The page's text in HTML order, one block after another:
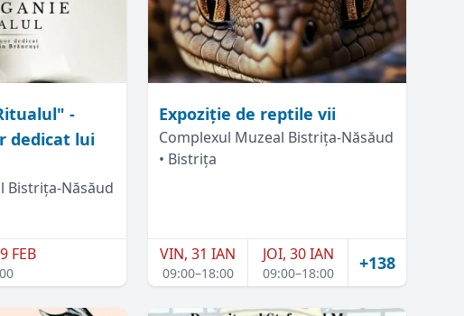
-
dedicat lui
Bistrița-Năsăud
FEB
Expoziție de reptile vii
Complexul Muzeal Bistrița-Năsăud
• Bistrița
VIN, 31 IAN
09:00–18:00
JOI, 30 IAN
09:00–18:00 +138